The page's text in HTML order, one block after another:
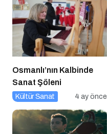
Osmanlı’nın Kalbinde
Sanat Şöleni
Kültür Sanat 4 ay önce